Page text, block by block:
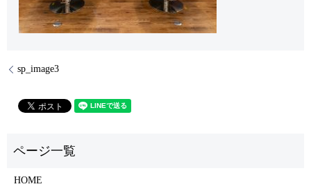
sp_image3
HOME